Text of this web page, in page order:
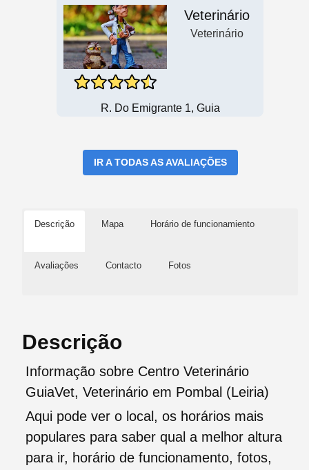
Veterinário
Veterinário
R. Do Emigrante 1, Guia
IR A TODAS AS AVALIAÇÕES
Descrição Mapa Horário de funcionamiento
Avaliações Contacto Fotos
Descrição
Informação sobre Centro Veterinário
GuiaVet, Veterinário em Pombal (Leiria)
Aqui pode ver o local, os horários mais
populares para saber qual a melhor altura
para ir, horário de funcionamento, fotos,